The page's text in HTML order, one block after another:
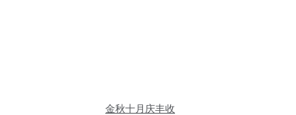
金秋十月庆丰收